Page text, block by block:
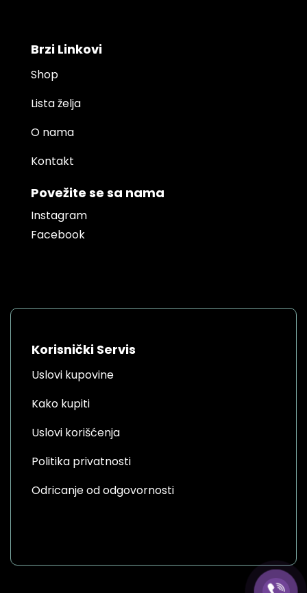
Brzi Linkovi
Shop
Lista želja
O nama
Kontakt
Povežite se sa nama
Instagram
Facebook
Korisnički Servis
Uslovi kupovine
Kako kupiti
Uslovi korišćenja
Politika privatnosti
Odricanje od odgovornosti